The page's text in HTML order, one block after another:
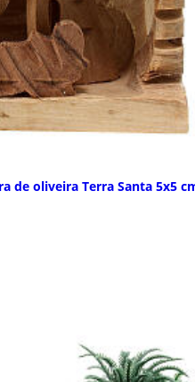
de oliveira Terra Santa 5x5